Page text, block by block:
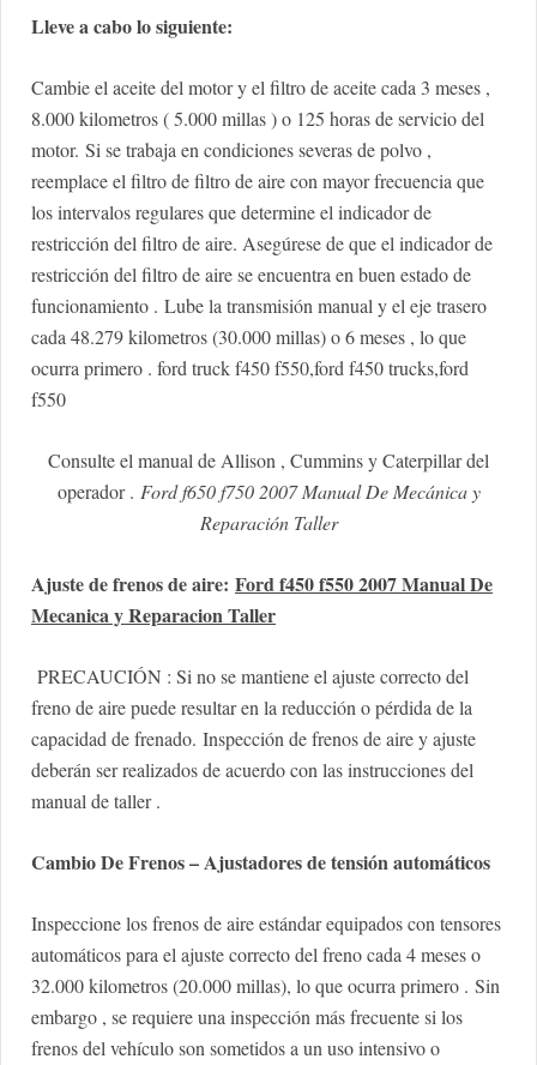
Lleve a cabo lo siguiente:
Cambie el aceite del motor y el filtro de aceite cada 3 meses ,
8.000 kilometros ( 5.000 millas ) o 125 horas de servicio del
motor. Si se trabaja en condiciones severas de polvo ,
reemplace el filtro de filtro de aire con mayor frecuencia que
los intervalos regulares que determine el indicador de
restricción del filtro de aire. Asegúrese de que el indicador de
restricción del filtro de aire se encuentra en buen estado de
funcionamiento . Lube la transmisión manual y el eje trasero
cada 48.279 kilometros (30.000 millas) o 6 meses , lo que
ocurra primero . ford truck f450 f550,ford f450 trucks,ford
f550
Consulte el manual de Allison , Cummins y Caterpillar del
operador . Ford f650 f750 2007 Manual De Mecánica y
Reparación Taller
Ajuste de frenos de aire: Ford f450 f550 2007 Manual De
Mecanica y Reparacion Taller
PRECAUCIÓN : Si no se mantiene el ajuste correcto del
freno de aire puede resultar en la reducción o pérdida de la
capacidad de frenado. Inspección de frenos de aire y ajuste
deberán ser realizados de acuerdo con las instrucciones del
manual de taller .
Cambio De Frenos – Ajustadores de tensión automáticos
Inspeccione los frenos de aire estándar equipados con tensores
automáticos para el ajuste correcto del freno cada 4 meses o
32.000 kilometros (20.000 millas), lo que ocurra primero . Sin
embargo , se requiere una inspección más frecuente si los
frenos del vehículo son sometidos a un uso intensivo o